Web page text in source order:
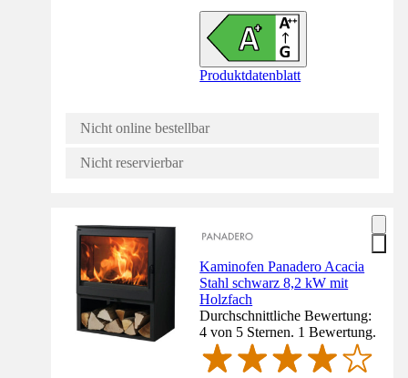
Produktdatenblatt
Nicht online bestellbar
Nicht reservierbar
Kaminofen Panadero Acacia
Stahl schwarz 8,2 kW mit
Holzfach
Durchschnittliche Bewertung:
4 von 5 Sternen. 1 Bewertung.